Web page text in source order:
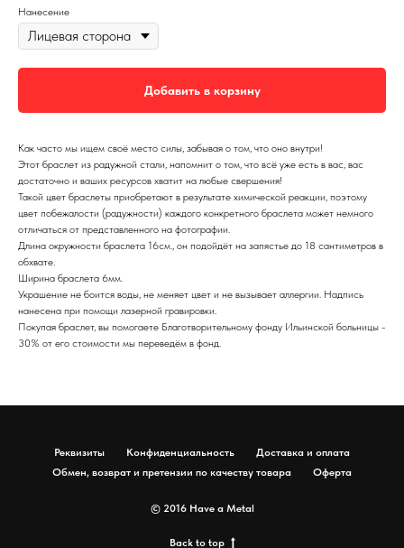
Нанесение
Добавить в корзину
Как часто мы ищем своё место силы, забывая о том, что оно внутри!
Этот браслет из радужной стали, напомнит о том, что всё уже есть в вас, вас
достаточно и ваших ресурсов хватит на любые свершения!
Такой цвет браслеты приобретают в результате химической реакции, поэтому
цвет побежалости (радужности) каждого конкретного браслета может немного
отличаться от представленного на фотографии.
Длина окружности браслета 16см., он подойдёт на запястье до 18 сантиметров в
обхвате.
Ширина браслета 6мм.
Украшение не боится воды, не меняет цвет и не вызывает аллергии. Надпись
нанесена при помощи лазерной гравировки.
Покупая браслет, вы помогаете Благотворительному фонду Ильинской больницы -
30% от его стоимости мы переведём в фонд.
Реквизиты Конфиденциальность
Доставка и оплата
Обмен, возврат и претензии по качеству товара
Оферта
© 2016 Have a Metal
Back to top